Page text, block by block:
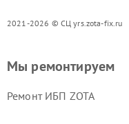
2021-2026 © СЦ yrs.zota-fix.ru
Мы ремонтируем
Ремонт ИБП ZOTA